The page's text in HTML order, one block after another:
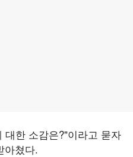
대한 소감은?"이라고 묻자
아쳤다.